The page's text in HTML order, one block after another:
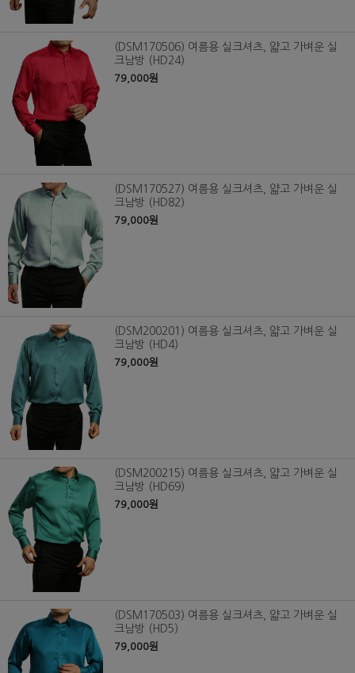
(DSM170506) 여름용 실크셔츠, 얇고 가벼운 실
크남방 (HD24)
79,000원
(DSM170527) 여름용 실크셔츠, 얇고 가벼운 실
크남방 (HD82)
79,000원
(DSM200201) 여름용 실크셔츠, 얇고 가벼운 실
크남방 (HD4)
79,000원
(DSM200215) 여름용 실크셔츠, 얇고 가벼운 실
크남방 (HD69)
79,000원
(DSM170503) 여름용 실크셔츠, 얇고 가벼운 실
크남방 (HD5)
79,000원